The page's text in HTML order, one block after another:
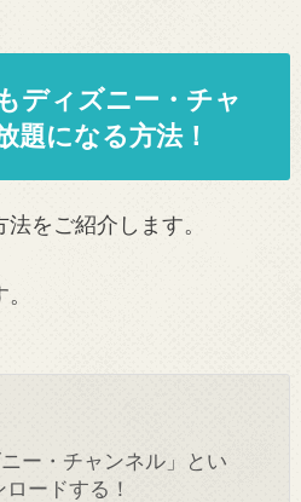
ディズニー・チャ
題になる方法！
をご紹介します。
ニー・チャンネル」とい
ードする！